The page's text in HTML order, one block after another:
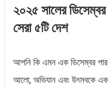
২০২৫ সালের
সেরা ৫টি দেশ
আপনি কি এমন এক ডিসেম্বর পার
আলো, অভিযান এবং উৎসবকে